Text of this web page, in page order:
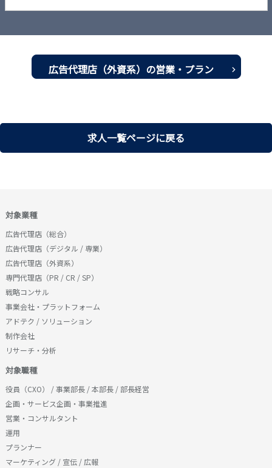
広告代理店（外資系）の営業・プラン
求人一覧ページに戻る
対象業種
広告代理店（総合）
広告代理店（デジタル / 専業）
広告代理店（外資系）
専門代理店（PR / CR / SP）
戦略コンサル
事業会社・プラットフォーム
アドテク / ソリューション
制作会社
リサーチ・分析
対象職種
役員（CXO） / 事業部長 / 本部長 / 部長経営
企画・サービス企画・事業推進
営業・コンサルタント
運用
プランナー
マーケティング / 宣伝 / 広報